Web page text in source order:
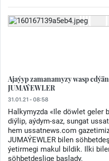
Ajaýyp zamanamyzy wasp
JUMAÝEWLER
31.01.21 - 08:58
Halkymyzda «Ile döwlet geler
diýlip, aýdym-saz, sungat
hem ussatnews.com
JUMAÝEWLER bilen
ýetirmegi makul bildik. Ilki
söhbetdeşlige başlady.